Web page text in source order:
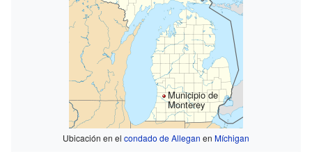
Municipio de
Monterey
Ubicación en el condado de Allegan en Míchigan